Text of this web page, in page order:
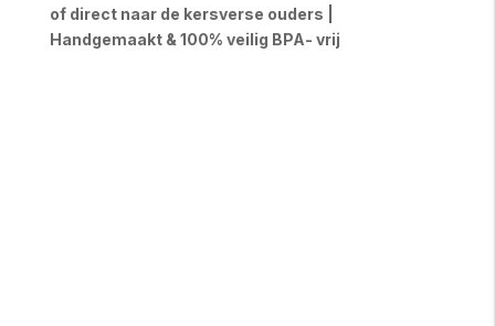
of direct naar de kersverse ouders |
Handgemaakt & 100% veilig BPA- vrij